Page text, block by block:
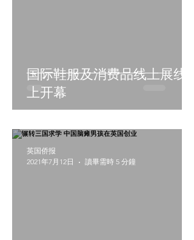
国际鞋服及消费品线上展线
上开幕
英国侨报
2021年7月12日
讀畢需時 5 分鐘